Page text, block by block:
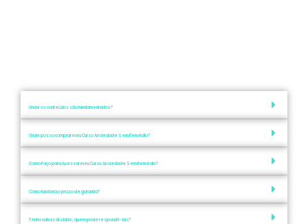
Onde os conteúdos são fundamentados?
Onde posso comprar meu Curso Ansiedade Sem Remédio?
Como Faço para Acessar meu Curso Ansiedade Sem Remédio?
Como funciona o prazo de garantia?
Tenho outras dúvidas, quem pode respondê-las?